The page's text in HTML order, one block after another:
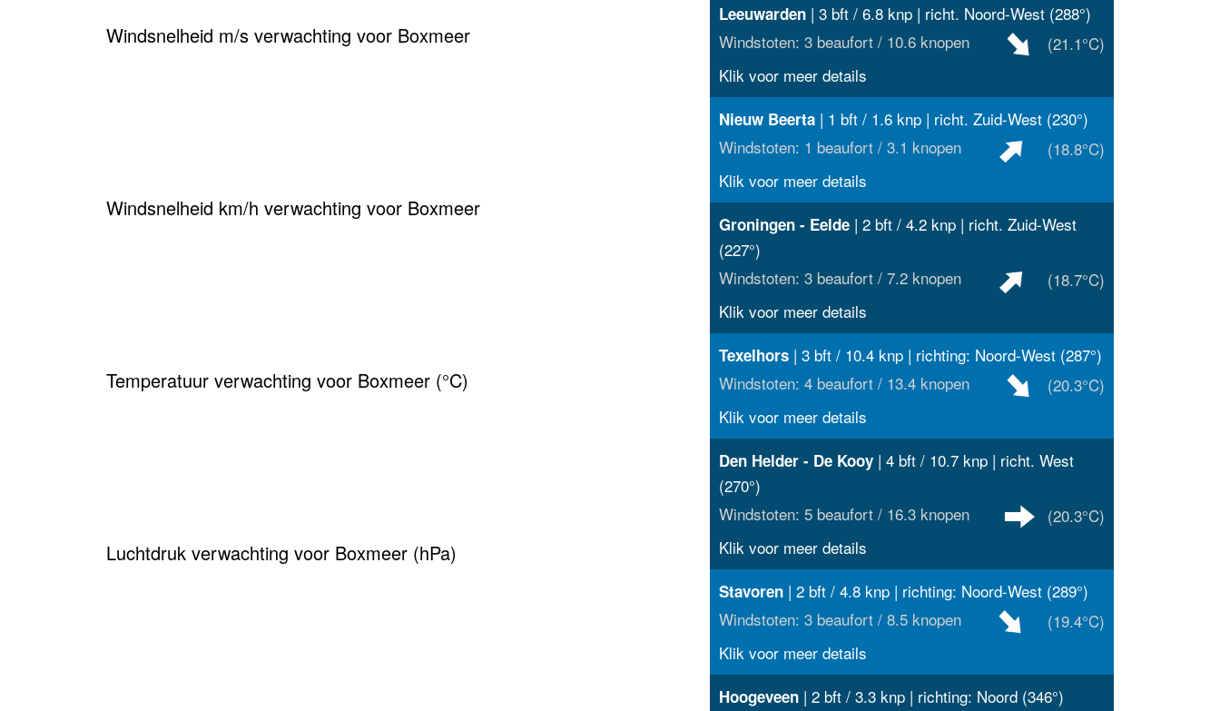
Windsnelheid m/s verwachting voor Boxmeer
Windsnelheid km/h verwachting voor Boxmeer
Temperatuur verwachting voor Boxmeer (°C)
Luchtdruk verwachting voor Boxmeer (hPa)
Leeuwarden| 3 bft / 6.8 knp | richt. Noord-West (288°)
Windstoten: 3 beaufort / 10.6 knopen
(21.1°C)
Klik voor meer details
Nieuw Beerta| 1 bft / 1.6 knp | richt. Zuid-West (230°)
Windstoten: 1 beaufort / 3.1 knopen
(18.8°C)
Klik voor meer details
Groningen - Eelde| 2 bft / 4.2 knp | richt. Zuid-West
(227°)
Windstoten: 3 beaufort / 7.2 knopen
(18.7°C)
Klik voor meer details
Texelhors| 3 bft / 10.4 knp | richting: Noord-West (287°)
Windstoten: 4 beaufort / 13.4 knopen
(20.3°C)
Klik voor meer details
Den Helder - De Kooy| 4 bft / 10.7 knp | richt. West
(270°)
Windstoten: 5 beaufort / 16.3 knopen
(20.3°C)
Klik voor meer details
Stavoren| 2 bft / 4.8 knp | richting: Noord-West (289°)
Windstoten: 3 beaufort / 8.5 knopen
(19.4°C)
Klik voor meer details
Hoogeveen| 2 bft / 3.3 knp | richting: Noord (346°)